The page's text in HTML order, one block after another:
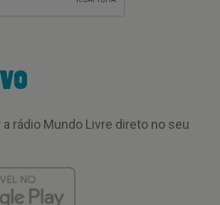
rádio Mundo Livre direto no seu